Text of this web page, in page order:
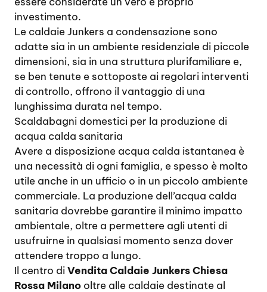
investimento.
Le caldaie Junkers a condensazione sono
adatte sia in un ambiente residenziale di piccole
dimensioni, sia in una struttura plurifamiliare e,
se ben tenute e sottoposte ai regolari interventi
di controllo, offrono il vantaggio di una
lunghissima durata nel tempo.
Scaldabagni domestici per la produzione di
acqua calda sanitaria
Avere a disposizione acqua calda istantanea è
una necessità di ogni famiglia, e spesso è molto
utile anche in un ufficio o in un piccolo ambiente
commerciale. La produzione dell’acqua calda
sanitaria dovrebbe garantire il minimo impatto
ambientale, oltre a permettere agli utenti di
usufruirne in qualsiasi momento senza dover
attendere troppo a lungo.
Il centro diVendita Caldaie Junkers Chiesa
Rossa Milano oltre alle caldaie destinate al